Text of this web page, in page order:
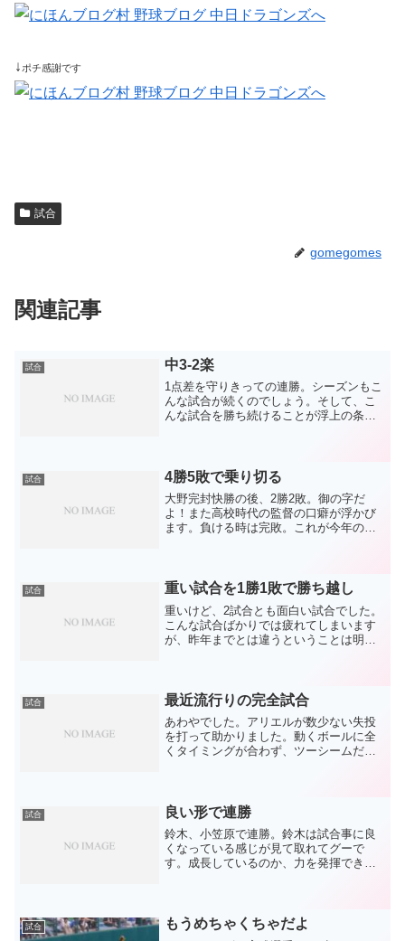
↓ ポチ感謝です
試合
gomegomes
関連記事
試合 中3-2楽
1点差を守りきっての連勝。シーズンもこ
んな試合が続くのでしょう。そして、こ
んな試合を勝ち続けることが浮上の条件
嶋はちょっと危なかったで...
試合 4勝5敗で乗り切る
大野完封快勝の後、2勝2敗。御の字だ
よ！また高校時代の監督の口癖が浮かび
ます。負ける時は完敗。これが今年の特
点差負けでしたが、完...
試合 重い試合を1勝1敗で勝ち越し
重いけど、2試合とも面白い試合でした。
こんな試合ばかりでは疲れてしまいます
が、昨年までとは違うということは明ら
リがありません。日を跨...
試合 最近流行りの完全試合
あわやでした。アリエルが数少ない失投
を打って助かりました。動くボールに全
くタイミングが合わず、ツーシームだか
たからかな。徹底した逆方...
試合 良い形で連勝
鈴木、小笠原で連勝。鈴木は試合事に良
くなっている感じが見て取れてグーで
す。成長しているのか、力を発揮できる
嘘です、歳で2杯しか食べ...
試合 もうめちゃくちゃだよ